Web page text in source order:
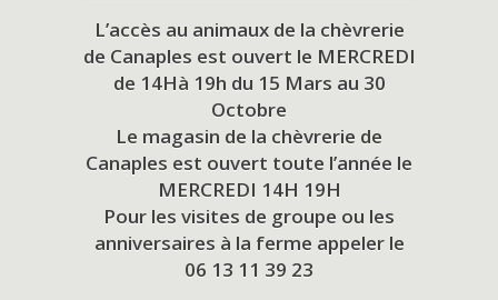
L’accès au animaux de la chèvrerie
de Canaples est ouvert le MERCREDI
de 14Hà 19h du 15 Mars au 30
Octobre
Le magasin de la chèvrerie de
Canaples est ouvert toute l’année le
MERCREDI 14H 19H
Pour les visites de groupe ou les
anniversaires à la ferme appeler le
06 13 11 39 23